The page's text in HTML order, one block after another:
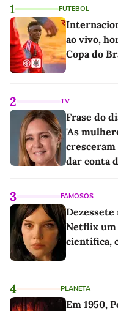
1 FUTEBOL
ao vivo,
Copa do
2 TV
Frase do
'As
cresceram
dar conta
3 FAMOSOS
Dezessete
Netflix um
científica,
4 PLANETA
Em 1950,